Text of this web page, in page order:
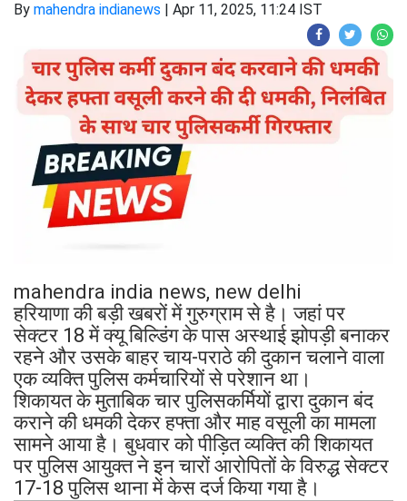
By mahendra indianews | Apr 11, 2025, 11:24 IST
mahendra india news, new delhi
हरियाणा की बड़ी खबरों में गुरुग्राम से है। जहां पर
सेक्टर 18 में क्यू बिल्डिंग के पास अस्थाई झोपड़ी बनाकर
रहने और उसके बाहर चाय-पराठे की दुकान चलाने वाला
एक व्यक्ति पुलिस कर्मचारियों से परेशान था।
शिकायत के मुताबिक चार पुलिसकर्मियों द्वारा दुकान बंद
कराने की धमकी देकर हफ्ता और माह वसूली का मामला
सामने आया है। बुधवार को पीड़ित व्यक्ति की शिकायत
पर पुलिस आयुक्त ने इन चारों आरोपितों के विरुद्ध सेक्टर
17-18 पुलिस थाना में केस दर्ज किया गया है।